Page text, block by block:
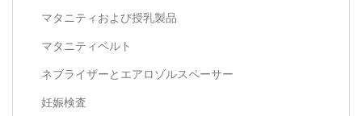
マタニティおよび授乳製品
マタニティベルト
ネブライザーとエアロゾルスペーサー
妊娠検査